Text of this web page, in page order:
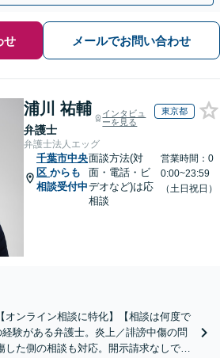
せ メールでお問い合わせ
浦川 祐輔
弁護士
インタビュ
ーを見る
東京都
弁護士法人エッグ
千葉市中央
区 からも
相談受付中
面談方法(対
面・電話・ビ
デオなど)は応
相談
営業時間：0
0:00~23:59
（土日祝日）
オンライン相談に特化】【相談は何度で
験がある弁護士。炎上／誹謗中傷の問
した側の相談も対応。開示請求なしで本